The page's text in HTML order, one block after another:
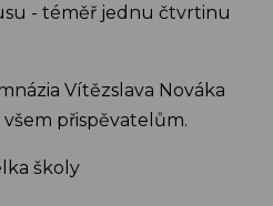
- téměř jednu čtvrtinu
Vítězslava Nováka
přispěvatelům.
školy